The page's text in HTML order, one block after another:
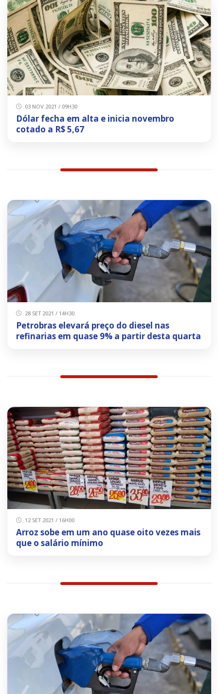
03 NOV 2021 / 09H30
Dólar fecha em alta e inicia novembro
cotado a R$ 5,67
28 SET 2021 / 14H30
Petrobras elevará preço do diesel nas
refinarias em quase 9% a partir desta quarta
12 SET 2021 / 16H00
Arroz sobe em um ano quase oito vezes mais
que o salário mínimo